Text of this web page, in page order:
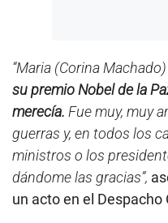
“Maria (Corina
su premio Nobel de la
merecía. Fue muy, muy
guerras y, en todos los
ministros o los
dándome las gracias”,
un acto en el Despacho